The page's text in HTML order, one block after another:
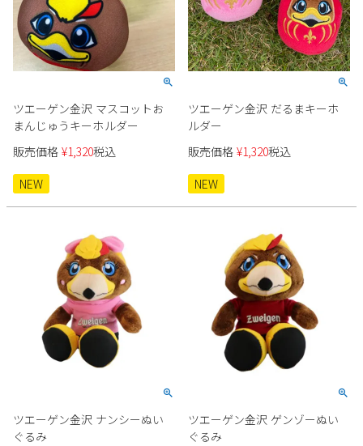
ツエーゲン金沢 マスコットお
まんじゅうキーホルダー
販売価格 ¥1,320税込
NEW
ツエーゲン金沢 だるまキーホ
ルダー
販売価格 ¥1,320税込
NEW
ツエーゲン金沢 ナンシーぬい
ぐるみ
ツエーゲン金沢 ゲンゾーぬい
ぐるみ